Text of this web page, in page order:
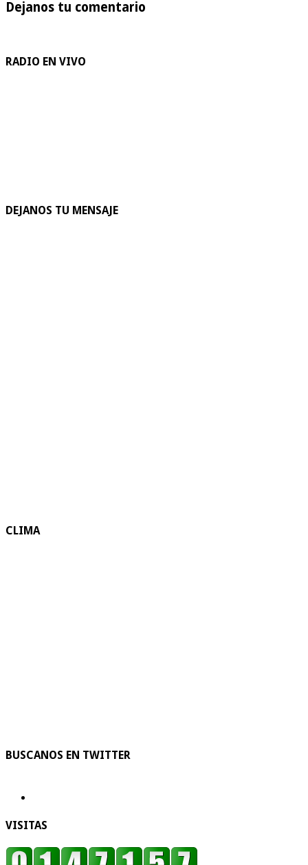
Dejanos tu comentario
RADIO EN VIVO
DEJANOS TU MENSAJE
CLIMA
BUSCANOS EN TWITTER
VISITAS